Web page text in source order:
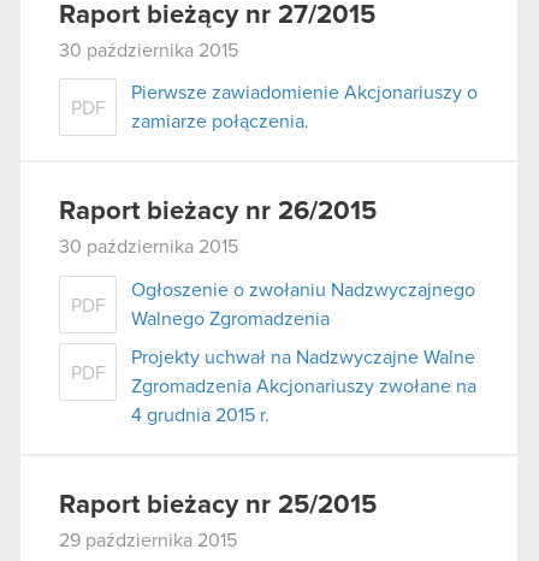
Raport bieżący nr 27/2015
30 października 2015
PDF
Pierwsze zawiadomienie Akcjonariuszy o
zamiarze połączenia.
Raport bieżacy nr 26/2015
30 października 2015
PDF
Ogłoszenie o zwołaniu Nadzwyczajnego
Walnego Zgromadzenia
PDF
Projekty uchwał na Nadzwyczajne Walne
Zgromadzenia Akcjonariuszy zwołane na
4 grudnia 2015 r.
Raport bieżacy nr 25/2015
29 października 2015